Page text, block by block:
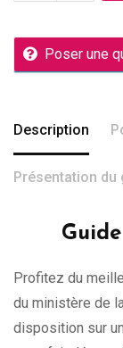
Poser une
Description
Présentation du
Profitez du
du ministère de
disposition sur